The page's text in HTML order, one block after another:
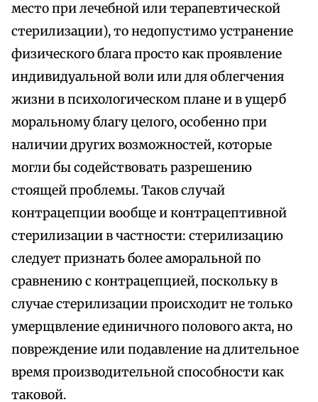
место при лечебной или терапевтической
стерилизации), то недопустимо устранение
физического блага просто как проявление
индивидуальной воли или для облегчения
жизни в психологическом плане и в ущерб
моральному благу целого, особенно при
наличии других возможностей, которые
могли бы содействовать разрешению
стоящей проблемы. Таков случай
контрацепции вообще и контрацептивной
стерилизации в частности: стерилизацию
следует признать более аморальной по
сравнению с контрацепцией, поскольку в
случае стерилизации происходит не только
умерщвление единичного полового акта, но
повреждение или подавление на длительное
время производительной способности как
таковой.